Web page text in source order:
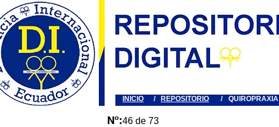
/ REPOSITORIO QUIROPRAXIA
INICIO /
Nº:46 de 73